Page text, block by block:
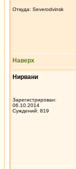
Откуда: Severodvinsk
Наверх
Нирвани
Зарегистрирован:
06.10.2014
Суждений: 819